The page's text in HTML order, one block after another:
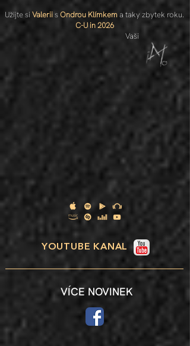
Užijte si ValeriisOndrou Klímkem a taky zbytek roku.
C-U in 2026
Vaši
YOUTUBE KANÁL
VÍCE NOVINEK